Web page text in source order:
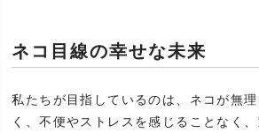
ネコ目線の幸せな未来
私たちが目指しているのは、ネコが無
く、不便やストレスを感じることなく